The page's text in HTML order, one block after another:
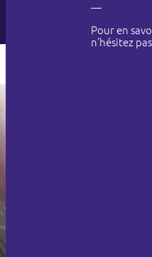
—
Pour en
n’hésitez